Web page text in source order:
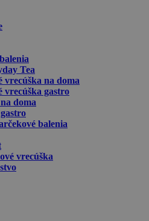
Tea
vrecúška na doma
vrecúška gastro
doma
balenia
vrecúška